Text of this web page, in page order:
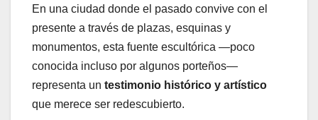
En una ciudad donde el pasado convive con el
presente a través de plazas, esquinas y
monumentos, esta fuente escultórica —poco
conocida incluso por algunos porteños—
representa un testimonio histórico y artístico
que merece ser redescubierto.